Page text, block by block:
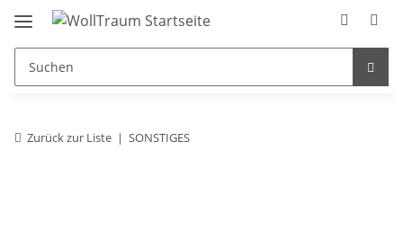
Zurück zur Liste SONSTIGES